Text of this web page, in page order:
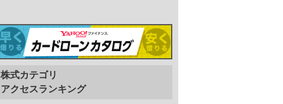
株式カテゴリ
アクセスランキング